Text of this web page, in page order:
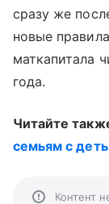
сразу же
новые
маткапитала
года.
Читайте
семьям с
Контент